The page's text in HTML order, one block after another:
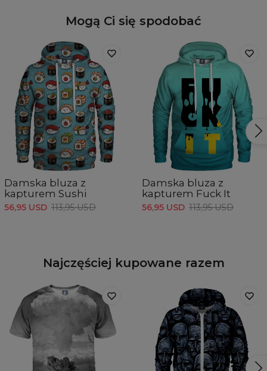
Mogą Ci się spodobać
Damska bluza z
kapturem Sushi
56,95 USD 113,95 USD
Damska bluza z
kapturem Fuck It
56,95 USD 113,95 USD
Najczęściej kupowane razem